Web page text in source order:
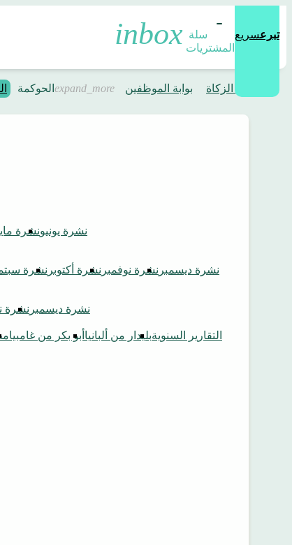
سلة
المشتريات
تبرعسريع
الحوكمة بوابة الموظفين
حاسبة الزكاة
نشرةنشرة يونيو
نشرة نشرة أكتوبر نشرة نوفمبر نشرة ديسمبر
نشرة نشرة ديسمبر
أبو بكر من غامبيا بليدار من ألبانياالتقارير السنوية